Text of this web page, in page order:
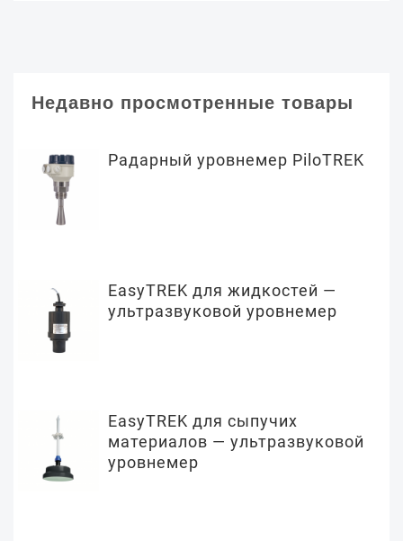
Недавно просмотренные товары
Радарный уровнемер PiloTREK
EasyTREK для жидкостей —
ультразвуковой уровнемер
EasyTREK для сыпучих
материалов — ультразвуковой
уровнемер